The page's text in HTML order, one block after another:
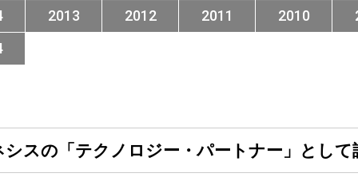
2013 2012 2011 2010
スの「テクノロジー・パートナー」とし